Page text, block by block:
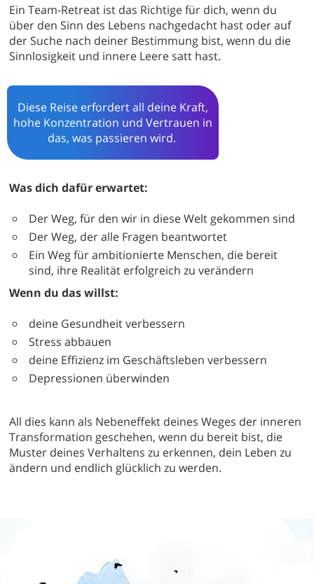
Ein Team-Retreat ist das Richtige für dich, wenn du
über den Sinn des Lebens nachgedacht hast oder auf
der Suche nach deiner Bestimmung bist, wenn du die
Sinnlosigkeit und innere Leere satt hast.
Diese Reise erfordert all deine Kraft,
hohe Konzentration und Vertrauen in
das, was passieren wird.
Was dich dafür erwartet:
Der Weg, für den wir in diese Welt gekommen sind
Der Weg, der alle Fragen beantwortet
Ein Weg für ambitionierte Menschen, die bereit
sind, ihre Realität erfolgreich zu verändern
Wenn du das willst:
deine Gesundheit verbessern
Stress abbauen
deine Effizienz im Geschäftsleben verbessern
Depressionen überwinden
All dies kann als Nebeneffekt deines Weges der inneren
Transformation geschehen, wenn du bereit bist, die
Muster deines Verhaltens zu erkennen, dein Leben zu
ändern und endlich glücklich zu werden.